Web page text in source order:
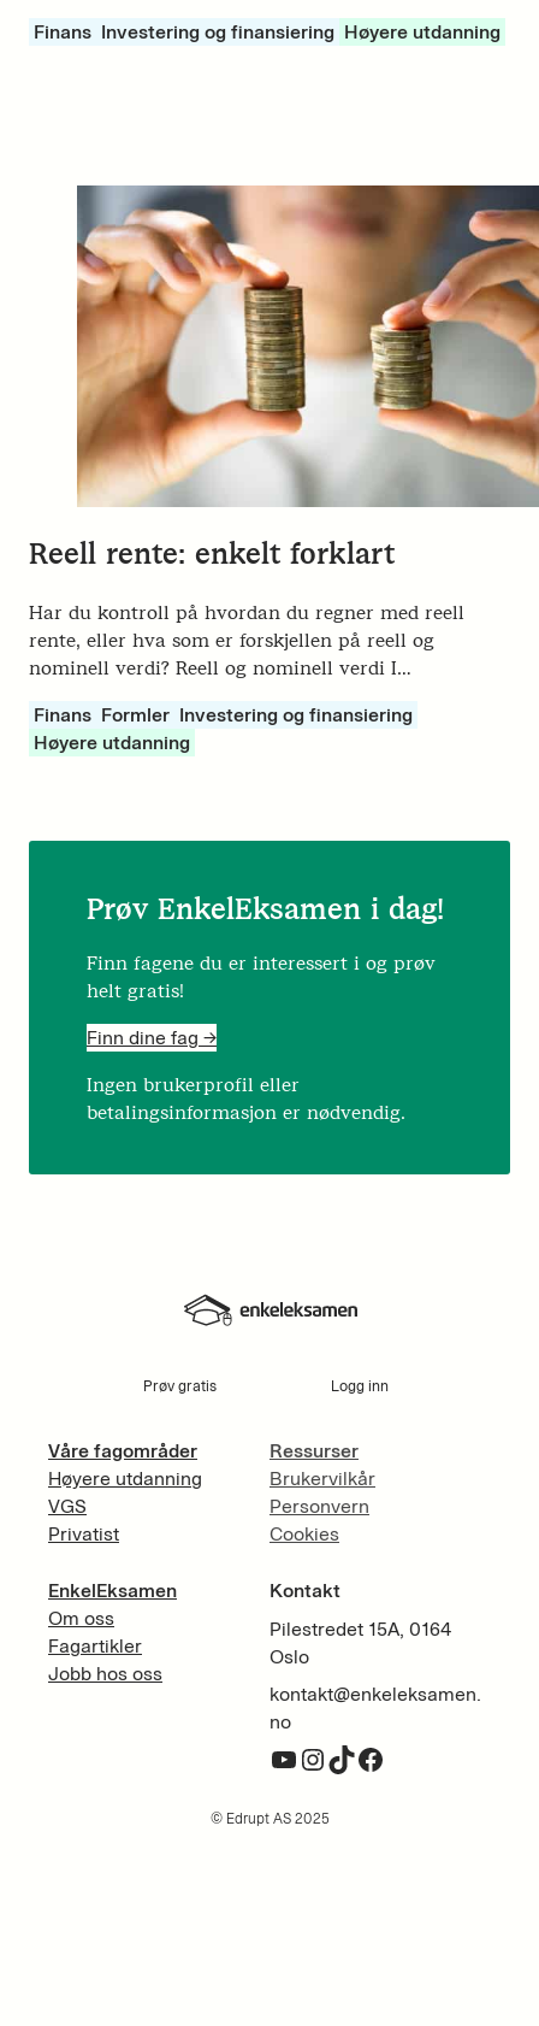
Finans Investering og finansiering Høyere utdanning
Reell rente: enkelt forklart
Har du kontroll på hvordan du regner med reell
rente, eller hva som er forskjellen på reell og
nominell verdi? Reell og nominell verdi I…
Finans Formler Investering og finansiering
Høyere utdanning
Prøv EnkelEksamen i dag!
Finn fagene du er interessert i og prøv
helt gratis!
Finn dine fag ->
Ingen brukerprofil eller
betalingsinformasjon er nødvendig.
Prøv gratis Logg inn
Våre fagområder
Høyere utdanning
VGS
Privatist
EnkelEksamen
Om oss
Fagartikler
Jobb hos oss
Ressurser
Brukervilkår
Personvern
Cookies
Kontakt
Pilestredet 15A, 0164
Oslo
kontakt@enkeleksamen.
no
YouTube InstagramTikTok Facebook
© Edrupt AS 2025